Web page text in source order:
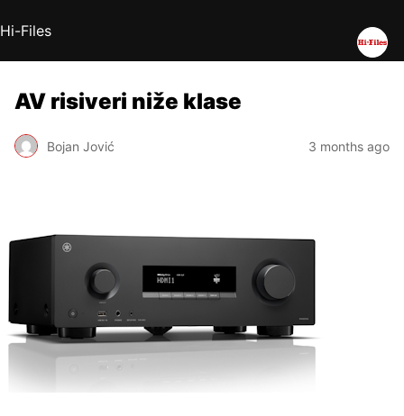
Hi-Files
AV risiveri niže klase
Bojan Jović 3 months ago